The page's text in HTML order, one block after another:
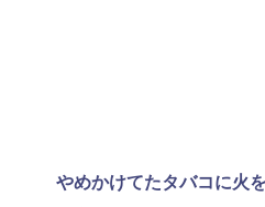
やめかけてたタバコに火